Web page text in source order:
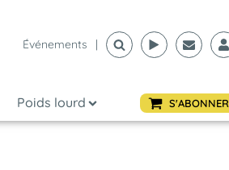
Événements |
Poids lourd S'ABONNER